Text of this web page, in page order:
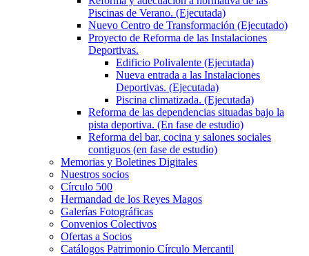
Piscinas de Verano. (Ejecutada)
Nuevo Centro de Transformación (Ejecutado)
Proyecto de Reforma de las Instalaciones
Deportivas.
Edificio Polivalente (Ejecutada)
Nueva entrada a las Instalaciones
Deportivas. (Ejecutada)
Piscina climatizada. (Ejecutada)
Reforma de las dependencias situadas bajo la
pista deportiva. (En fase de estudio)
Reforma del bar, cocina y salones sociales
contiguos (en fase de estudio)
Memorias y Boletines Digitales
Nuestros socios
Círculo 500
Hermandad de los Reyes Magos
Galerías Fotográficas
Convenios Colectivos
Ofertas a Socios
Catálogos Patrimonio Círculo Mercantil